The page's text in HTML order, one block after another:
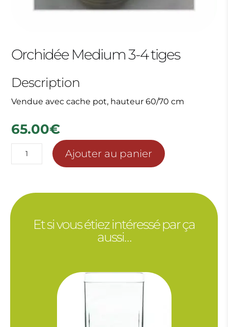
Orchidée Medium 3-4 tiges
Description
Vendue avec cache pot, hauteur 60/70 cm
65.00€
quantité
de
3-
4
Ajouter au panier
Et si vous étiez intéressé par ça
aussi…